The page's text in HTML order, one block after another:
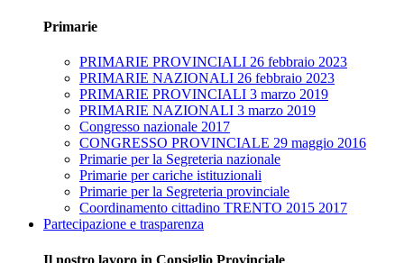
Primarie
PRIMARIE PROVINCIALI 26 febbraio 2023
PRIMARIE NAZIONALI 26 febbraio 2023
PRIMARIE PROVINCIALI 3 marzo 2019
PRIMARIE NAZIONALI 3 marzo 2019
Congresso nazionale 2017
CONGRESSO PROVINCIALE 29 maggio 2016
Primarie per la Segreteria nazionale
Primarie per cariche istituzionali
Primarie per la Segreteria provinciale
Coordinamento cittadino TRENTO 2015 2017
Partecipazione e trasparenza
Il nostro lavoro in Consiglio Provinciale